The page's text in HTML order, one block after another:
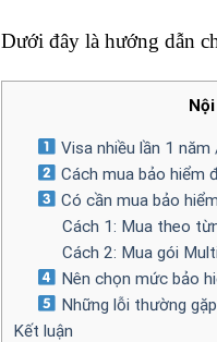
Dưới đây là hướng dẫn
Visa nhiều lần 1 năm
Cách mua bảo hiểm
Có cần mua bảo
Cách 1: Mua theo
Cách 2: Mua gói
Nên chọn mức bảo
Những lỗi thường
Kết luận